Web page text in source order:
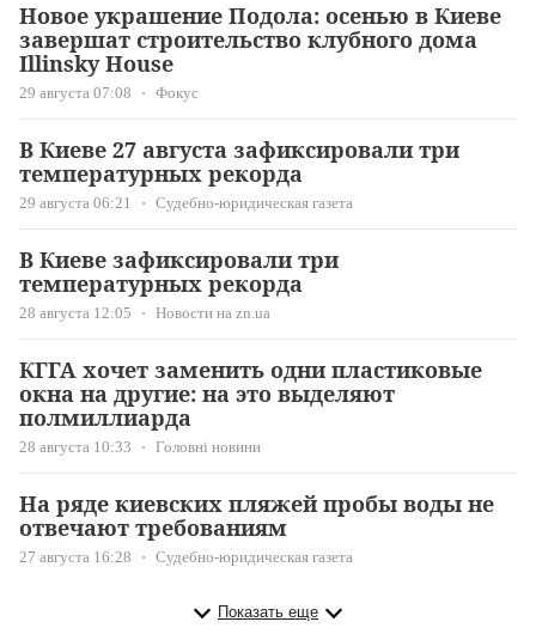
Новое украшение Подола: осенью в Киеве
завершат строительство клубного дома
Illinsky House
29 августа 07:08 Фокус
В Киеве 27 августа зафиксировали три
температурных рекорда
29 августа 06:21 Судебно-юридическая газета
В Киеве зафиксировали три
температурных рекорда
28 августа 12:05 Новости на zn.ua
КГГА хочет заменить одни пластиковые
окна на другие: на это выделяют
полмиллиарда
28 августа 10:33 Головні новини
На ряде киевских пляжей пробы воды не
отвечают требованиям
27 августа 16:28 Судебно-юридическая газета
Показать еще